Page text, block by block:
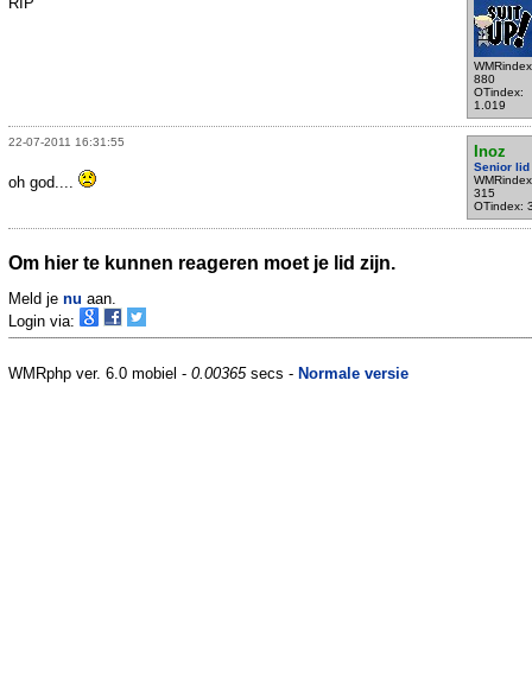
880
OTindex:
1.019
22-07-2011 16:31:55
Inoz
Senior lid
315
OTindex:
oh god....
Om hier te kunnen reageren moet je lid zijn.
Meld je nu aan.
Login via:
WMRphp ver. 6.0 mobiel - 0.00365secs - Normale versie